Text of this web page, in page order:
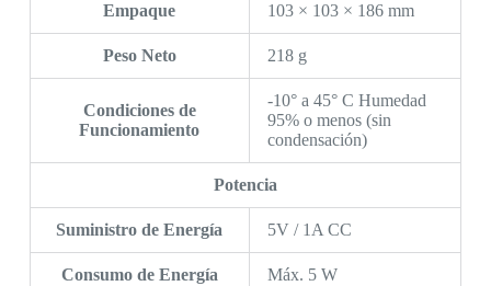
Empaque 103 × 103 × 186 mm
Peso Neto 218 g
Condiciones de
Funcionamiento
-10° a 45° C Humedad
95% o menos (sin
condensación)
Potencia
Suministro de Energía 5V / 1A CC
Consumo de Energía Máx. 5 W